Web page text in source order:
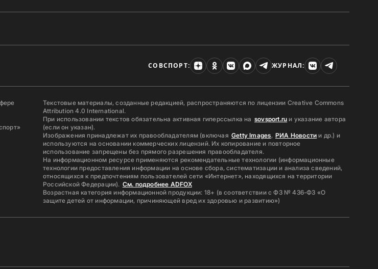
СОВСПОРТ: ЖУРНАЛ:
Текстовые материалы, созданные редакцией, распространяются по лицензии Creative Commons
Attribution 4.0 International.
При использовании текстов обязательна активная гиперссылка на sovsport.ru и указание автора
(если он указан).
Изображения принадлежат их правообладателям (включая Getty Images, РИА Новости и др.) и
используются на основании коммерческих лицензий. Их копирование и повторное
использование запрещены без прямого разрешения правообладателя.
На информационном ресурсе применяются рекомендательные технологии (информационные
технологии предоставления информации на основе сбора, систематизации и анализа сведений,
относящихся к предпочтениям пользователей сети «Интернет», находящихся на территории
Российской Федерации). См. подробнее ADFOX
Возрастная категория информационной продукции: 18+ (в соответствии с ФЗ № 436-ФЗ «О
защите детей от информации, причиняющей вред их здоровью и развитию»)